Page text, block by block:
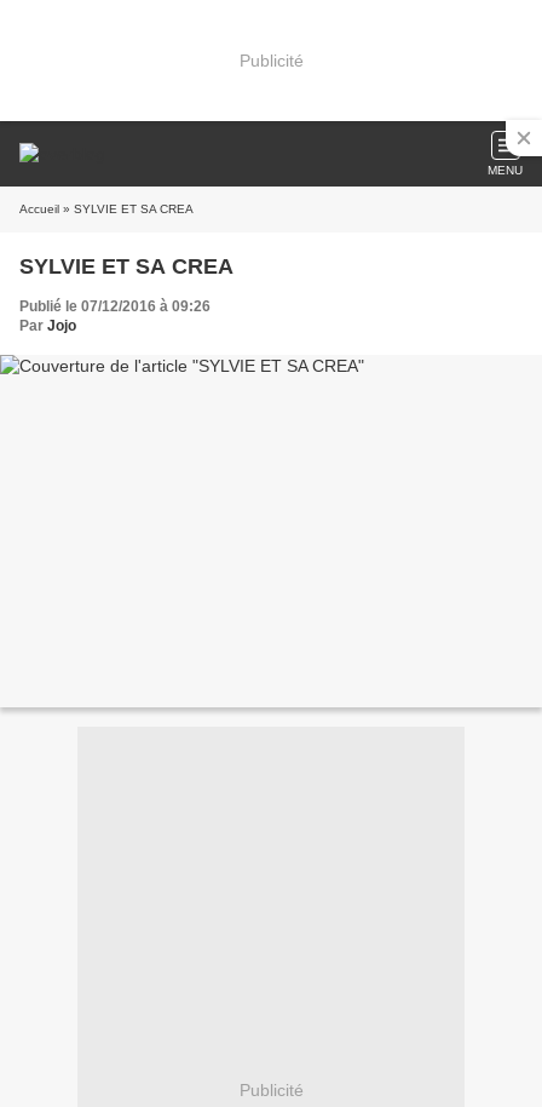
Publicité
MENU
Accueil » SYLVIE ET SA CREA
SYLVIE ET SA CREA
Publié le 07/12/2016 à 09:26
Par Jojo
Publicité